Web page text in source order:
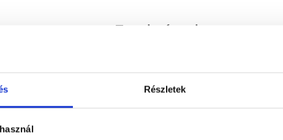
Részletek
Tanulmányok
Térkép